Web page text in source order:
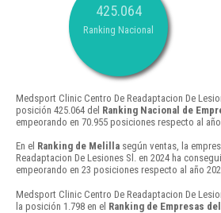
425.064
Ranking Nacional
Medsport Clinic Centro De Readaptacion De
posición 425.064 del Ranking Nacional de
empeorando en 70.955 posiciones respecto al
En el Ranking de Melilla según ventas, la
Readaptacion De Lesiones Sl. en 2024 ha
empeorando en 23 posiciones respecto al año
Medsport Clinic Centro De Readaptacion De
la posición 1.798 en el Ranking de Empresas